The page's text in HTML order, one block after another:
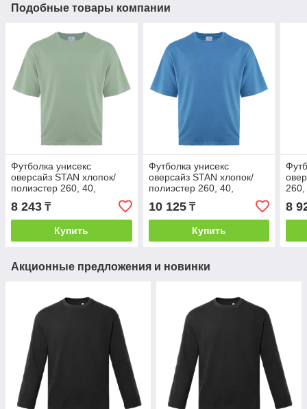
Подобные товары компании
Футболка унисекс
оверсайз STAN хлопок/
полиэстер 260, 40,
Светло-оливковый, (136)
(48/M)
8 243 ₸
Купить
Футболка унисекс
оверсайз STAN хлопок/
полиэстер 260, 40,
Голубой, (761) (48/M)
10 125₸
Купить
260,
8
Акционные предложения и новинки